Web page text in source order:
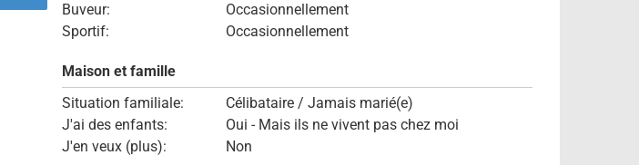
Buveur:
Occasionnellement
Sportif:
Occasionnellement
Maison et famille
Situation familiale:
Célibataire / Jamais marié(e)
J'ai des enfants:
Oui - Mais ils ne vivent pas chez moi
J'en veux (plus):
Non